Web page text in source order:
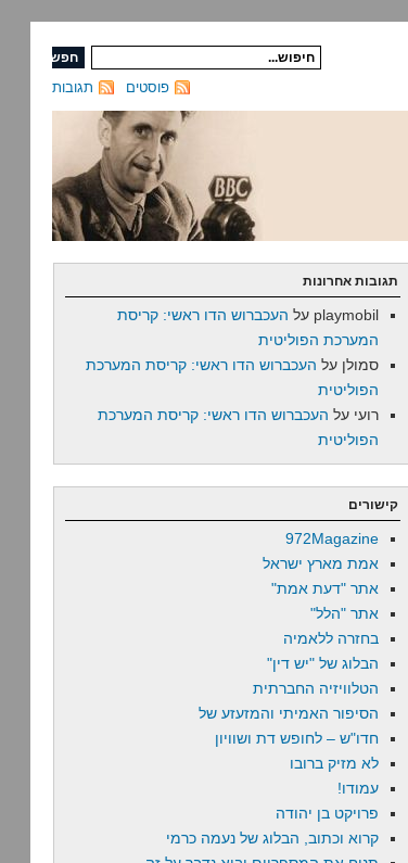
תגובות פוסטים
תגובות אחרונות
playmobil על העכברוש הדו ראשי: קריסת
המערכת הפוליטית
סמולן על העכברוש הדו ראשי: קריסת המערכת
הפוליטית
רועי על העכברוש הדו ראשי: קריסת המערכת
הפוליטית
קישורים
972Magazine
אמת מארץ ישראל
אתר "דעת אמת"
אתר "הלל"
בחזרה ללאמיה
הבלוג של "יש דין"
הטלוויזיה החברתית
הסיפור האמיתי והמזעזע של
חדו"ש – לחופש דת ושוויון
לא מזיק ברובו
עמודו!
פרויקט בן יהודה
קרוא וכתוב, הבלוג של נעמה כרמי